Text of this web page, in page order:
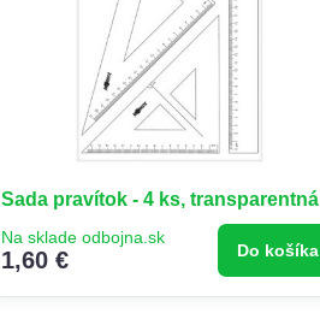
Sada pravítok - 4 ks, transparentná
Na sklade odbojna.sk
1,60 € Do košíka